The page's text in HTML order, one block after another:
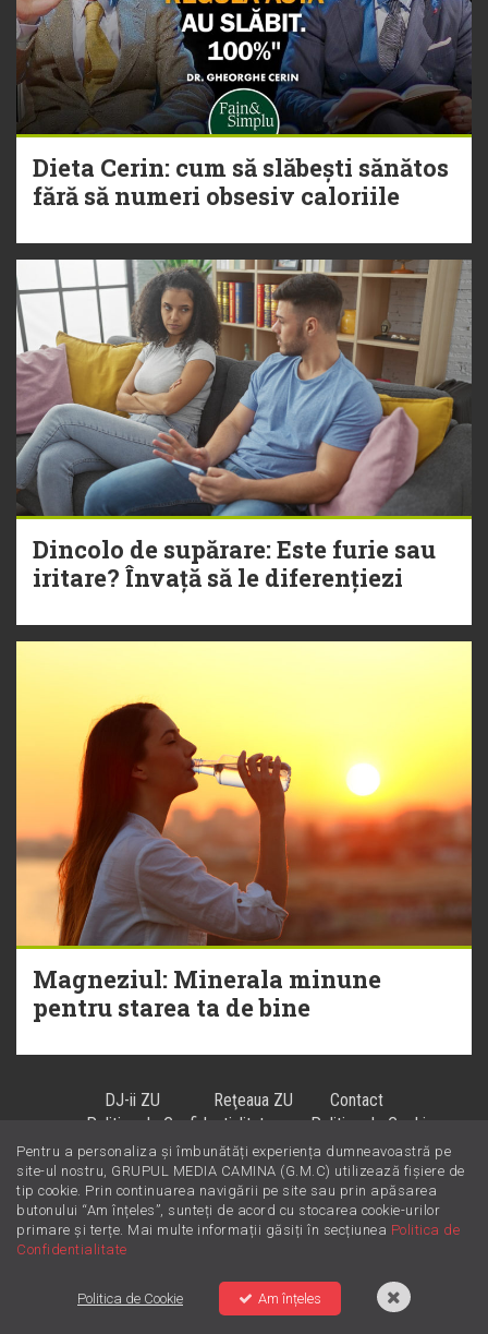
Dieta Cerin: cum să slăbești sănătos
fără să numeri obsesiv caloriile
Dincolo de supărare: Este furie sau
iritare? Învață să le diferențiezi
Magneziul: Minerala minune
pentru starea ta de bine
DJ-ii ZU Reţeaua ZU
Contact
Politica de Confidentialitate
Politica de Cookie
Termeni și Condiții
Hiturile se ascultă la !
Pentru a personaliza și îmbunătăți experiența dumneavoastră pe
site-ul nostru, GRUPUL MEDIA CAMINA (G.M.C) utilizează fișiere de
tip cookie. Prin continuarea navigării pe site sau prin apăsarea
butonului “Am înțeles”, sunteți de acord cu stocarea cookie-urilor
primare și terțe. Mai multe informații găsiți în secțiunea Politica de
Confidentialitate
Politica de Cookie Am înțeles